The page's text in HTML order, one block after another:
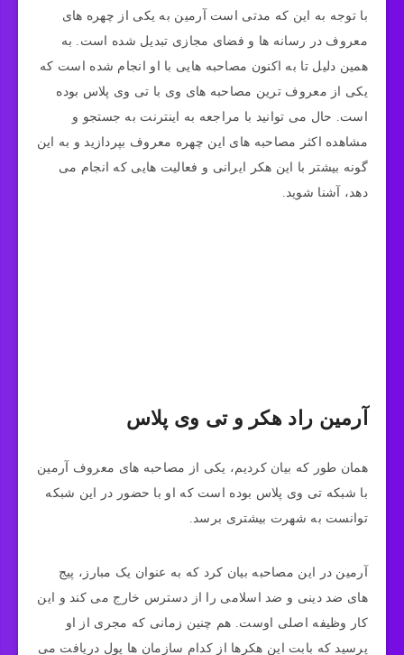
با توجه به این که مدتی است آرمین به یکی از چهره‌ های
معروف در رسانه‌ ها و فضای مجازی تبدیل شده است. به
همین دلیل تا به اکنون مصاحبه‌ هایی با او انجام شده است که
یکی از معروف‌ ترین مصاحبه‌ های وی با تی وی پلاس بوده
است. حال می‌ توانید با مراجعه به اینترنت به جستجو و
مشاهده اکثر مصاحبه‌ های این چهره معروف بپردازید و به این
گونه بیشتر با این هکر ایرانی و فعالیت هایی که انجام می
دهد، آشنا شوید.
آرمین راد هکر و تی وی پلاس
همان طور که بیان کردیم، یکی از مصاحبه‌ های معروف آرمین
با شبکه تی وی پلاس بوده است که او با حضور در این شبکه
توانست به شهرت بیشتری برسد.
آرمین در این مصاحبه بیان کرد که به عنوان یک مبارز، پیج‌
های ضد دینی و ضد اسلامی را از دسترس خارج می‌ کند و این
کار وظیفه اصلی اوست. هم چنین زمانی که مجری از او
پرسید که بابت این هکرها از کدام سازمان‌ ها پول دریافت می‌